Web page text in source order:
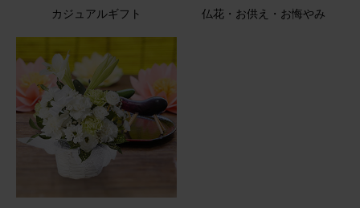
カジュアルギフト 仏花・お供え・お悔やみ